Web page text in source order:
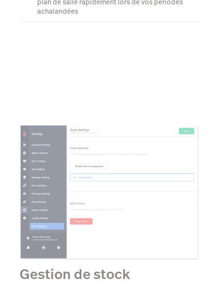
achalandées
Gestion de stock